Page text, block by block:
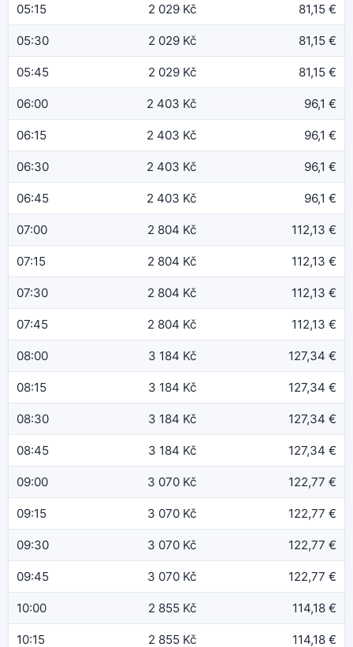
05:15 2 029 Kč 81,15 €
05:30 2 029 Kč 81,15 €
05:45 2 029 Kč 81,15 €
06:00 2 403 Kč 96,1 €
06:15 2 403 Kč 96,1 €
06:30 2 403 Kč 96,1 €
06:45 2 403 Kč 96,1 €
07:00 2 804 Kč 112,13 €
07:15 2 804 Kč 112,13 €
07:30 2 804 Kč 112,13 €
07:45 2 804 Kč 112,13 €
08:00 3 184 Kč 127,34 €
08:15 3 184 Kč 127,34 €
08:30 3 184 Kč 127,34 €
08:45 3 184 Kč 127,34 €
09:00 3 070 Kč 122,77 €
09:15 3 070 Kč 122,77 €
09:30 3 070 Kč 122,77 €
09:45 3 070 Kč 122,77 €
10:00 2 855 Kč 114,18 €
10:15 2 855 Kč 114,18 €